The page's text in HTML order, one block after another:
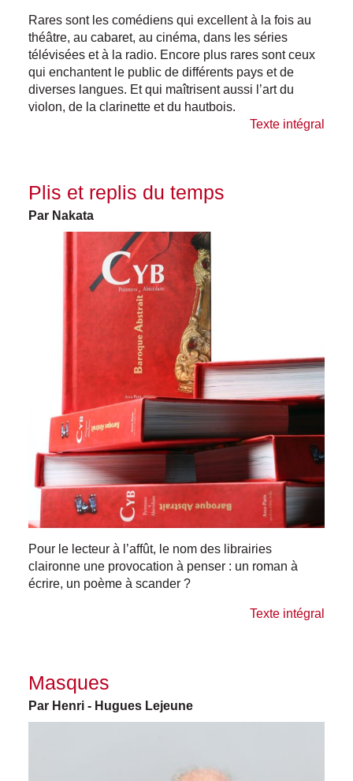
Rares sont les comédiens qui excellent à la fois au
théâtre, au cabaret, au cinéma, dans les séries
télévisées et à la radio. Encore plus rares sont ceux
qui enchantent le public de différents pays et de
diverses langues. Et qui maîtrisent aussi l’art du
violon, de la clarinette et du hautbois.
Texte intégral
Plis et replis du temps
Par Nakata
Pour le lecteur à l’affût, le nom des librairies
claironne une provocation à penser : un roman à
écrire, un poème à scander ?
Texte intégral
Masques
Par Henri - Hugues Lejeune